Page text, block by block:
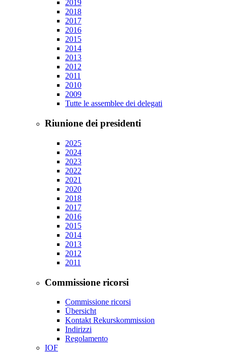
2019
2018
2017
2016
2015
2014
2013
2012
2011
2010
2009
Tutte le assemblee dei delegati
Riunione dei presidenti
2025
2024
2023
2022
2021
2020
2018
2017
2016
2015
2014
2013
2012
2011
Commissione ricorsi
Commissione ricorsi
Übersicht
Kontakt Rekurskommission
Indirizzi
Regolamento
IOF